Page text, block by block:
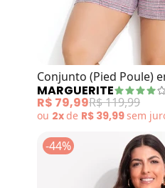
Conjunto (Pied Poule)
MARGUERITE
R$ 79,99R$ 119,99
ou 2xde R$ 39,99sem
-44%